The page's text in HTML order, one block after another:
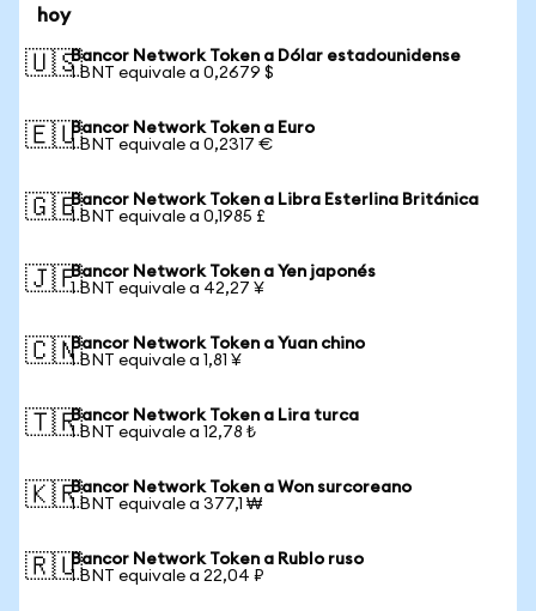
hoy
🇺🇸Bancor Network Token a Dólar estadounidense
1 BNT equivale a 0,2679 $
🇪🇺Bancor Network Token a Euro
1 BNT equivale a 0,2317 €
🇬🇧Bancor Network Token a Libra Esterlina Británica
1 BNT equivale a 0,1985 £
🇯🇵Bancor Network Token a Yen japonés
1 BNT equivale a 42,27 ¥
🇨🇳Bancor Network Token a Yuan chino
1 BNT equivale a 1,81 ¥
🇹🇷Bancor Network Token a Lira turca
1 BNT equivale a 12,78 ₺
🇰🇷Bancor Network Token a Won surcoreano
1 BNT equivale a 377,1 ₩
🇷🇺Bancor Network Token a Rublo ruso
1 BNT equivale a 22,04 ₽